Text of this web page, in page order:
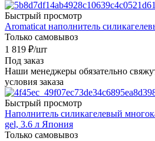
Быстрый просмотр
Aromaticat наполнитель
Только самовывоз
1 819 ₽/шт
Под заказ
Наши менеджеры обязательно
условия заказа
Быстрый просмотр
Наполнитель силикагелевый
gel, 3.6 л Япония
Только самовывоз